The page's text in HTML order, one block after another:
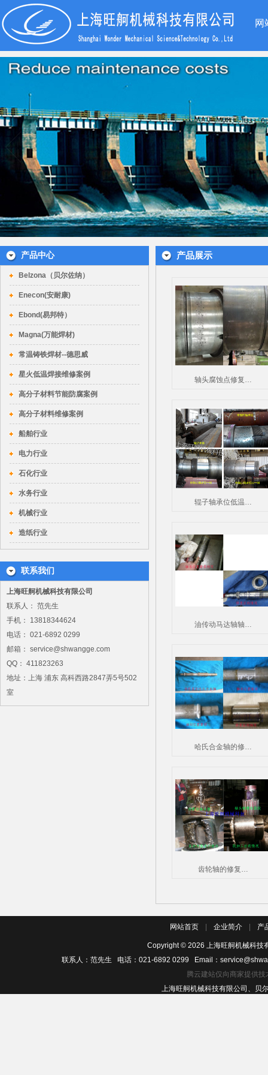
网
产品中心
Belzona（贝尔佐纳）
Enecon(安耐康)
Ebond(易邦特）
Magna(万能焊材)
常温铸铁焊材--德思威
星火低温焊接维修案例
高分子材料节能防腐案例
高分子材料维修案例
船舶行业
电力行业
石化行业
水务行业
机械行业
造纸行业
联系我们
上海旺舸机械科技有限公司
联系人： 范先生
手机： 13818344624
电话： 021-6892 0299
邮箱： service@shwangge.com
QQ： 411823263
地址：上海 浦东 高科西路2847弄5号502
室
产品展示
轴头腐蚀点修复…
辊子轴承位低温…
油传动马达轴轴…
哈氏合金轴的修…
齿轮轴的修复…
网站首页 企业简介 产
Copyright © 2026 上海旺舸机械科
联系人：范先生 电话：021-6892 0299 Email：
腾云建站仅向商家提供技
上海旺舸机械科技有限公司、贝